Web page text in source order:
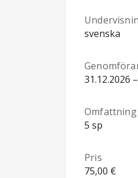
svenska
31.12.2026
Omfattning
5 sp
Pris
75,00 €